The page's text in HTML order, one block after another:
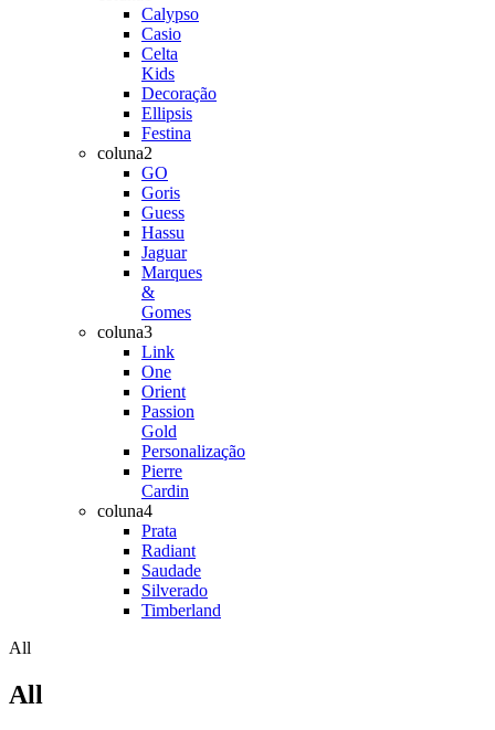
Calypso
Casio
Celta
Kids
Decoração
Ellipsis
Festina
coluna2
GO
Goris
Guess
Hassu
Jaguar
Marques
&
Gomes
coluna3
Link
One
Orient
Passion
Gold
Personalização
Pierre
Cardin
coluna4
Prata
Radiant
Saudade
Silverado
Timberland
All
All